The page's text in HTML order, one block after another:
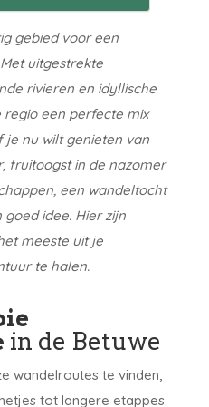
gebied voor een
uitgestrekte
rivieren en idyllische
een perfecte mix
je nu wilt genieten van
fruitoogst in de nazomer
een wandeltocht
idee. Hier zijn
meeste uit je
te halen.
in de Betuwe
wandelroutes te vinden,
tot langere etappes.